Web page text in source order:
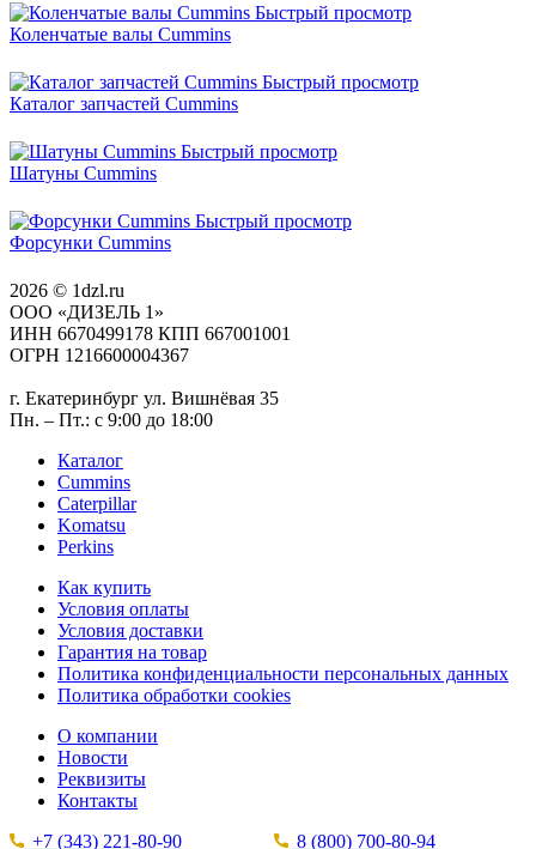
Быстрый просмотр
Коленчатые валы Cummins
Быстрый просмотр
Каталог запчастей Cummins
Быстрый просмотр
Шатуны Cummins
Быстрый просмотр
Форсунки Cummins
2026 © 1dzl.ru
ООО «ДИЗЕЛЬ 1»
ИНН 6670499178 КПП 667001001
ОГРН 1216600004367
г. Екатеринбург ул. Вишнёвая 35
Пн. – Пт.: с 9:00 до 18:00
Каталог
Cummins
Caterpillar
Komatsu
Perkins
Как купить
Условия оплаты
Условия доставки
Гарантия на товар
Политика конфиденциальности персональных данных
Политика обработки cookies
О компании
Новости
Реквизиты
Контакты
+7 (343) 221-80-90
8 (800) 700-80-94